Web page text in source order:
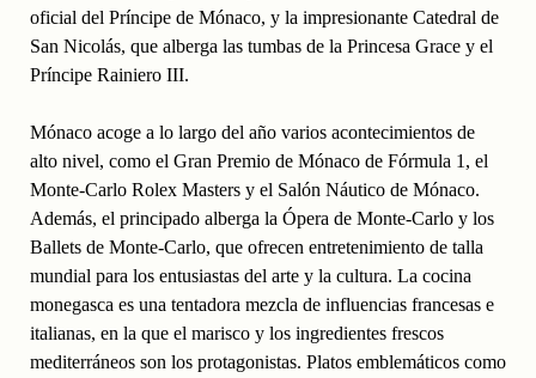
oficial del Príncipe de Mónaco, y la impresionante Catedral de
San Nicolás, que alberga las tumbas de la Princesa Grace y el
Príncipe Rainiero III.
Mónaco acoge a lo largo del año varios acontecimientos de
alto nivel, como el Gran Premio de Mónaco de Fórmula 1, el
Monte-Carlo Rolex Masters y el Salón Náutico de Mónaco.
Además, el principado alberga la Ópera de Monte-Carlo y los
Ballets de Monte-Carlo, que ofrecen entretenimiento de talla
mundial para los entusiastas del arte y la cultura. La cocina
monegasca es una tentadora mezcla de influencias francesas e
italianas, en la que el marisco y los ingredientes frescos
mediterráneos son los protagonistas. Platos emblemáticos como